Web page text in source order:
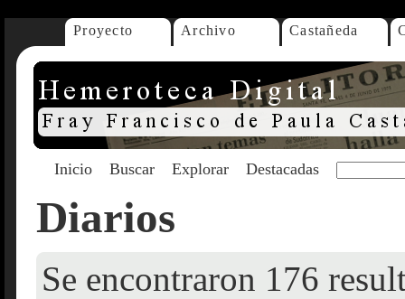
Proyecto Archivo Castañeda
Inicio Buscar Explorar Destacadas
Diarios
Se encontraron 176